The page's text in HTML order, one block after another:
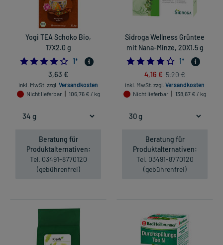
Yogi TEA Schoko Bio,
17X2.0 g
4.0
1*
3,63 €
inkl. MwSt. zzgl. Versandkosten
Nicht lieferbar
106,76 € / kg
Beratung für
Produktalternativen:
Tel. 03491-8770120
(gebührenfrei)
Sidroga Wellness Grüntee
mit Nana-Minze, 20X1.5 g
4.0
1*
4,16 € 5,20 €
inkl. MwSt. zzgl. Versandkosten
Nicht lieferbar
138,67 € / kg
Beratung für
Produktalternativen:
Tel. 03491-8770120
(gebührenfrei)